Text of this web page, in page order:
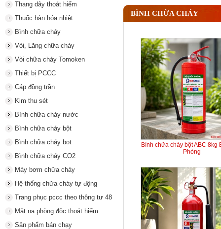
Thang dây thoát hiểm
Thuốc hàn hóa nhiệt
Bình chữa cháy
Vòi, Lăng chữa cháy
Vòi chữa cháy Tomoken
Thiết bị PCCC
Cáp đồng trần
Kim thu sét
Bình chữa cháy nước
Bình chữa cháy bột
Bình chữa cháy bọt
Bình chữa cháy CO2
Máy bơm chữa cháy
Hệ thống chữa cháy tự động
Trang phục pccc theo thông tư 48
Mặt nạ phòng độc thoát hiểm
Sản phẩm bán chạy
BÌNH CHỮA CHÁY
Bình chữa cháy bột ABC 8kg
Phòng